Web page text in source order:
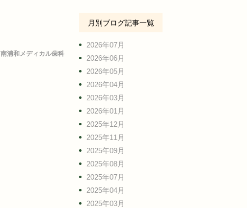
南浦和メディカル歯科
月別ブログ記事一覧
2026年07月
2026年06月
2026年05月
2026年04月
2026年03月
2026年01月
2025年12月
2025年11月
2025年09月
2025年08月
2025年07月
2025年04月
2025年03月